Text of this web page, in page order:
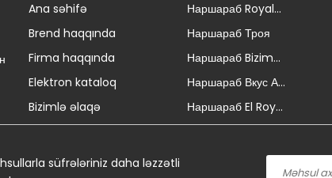
Ana səhifə
Brend haqqında
Firma haqqında
Elektron kataloq
Bizimlə əlaqə
Наршараб Royal...
Наршараб Троя
Наршараб Bizim...
Наршараб Вкус А...
Наршараб El Roy...
süfrələriniz daha ləzzətli